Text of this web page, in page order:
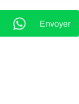
Envoyer